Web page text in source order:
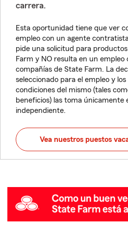
carrera.
Esta oportunidad tiene que ver
empleo con un agente
pide una solicitud para
Farm y NO resulta en un empleo
compañías de State Farm. La
seleccionado para el empleo y
condiciones del mismo (tales
beneficios) las toma únicamente
independiente.
Vea nuestros puestos